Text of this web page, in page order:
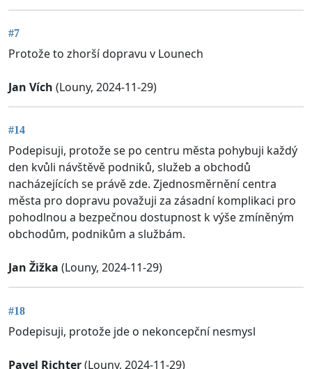
#7
Protože to zhorší dopravu v Lounech
Jan Vích (Louny, 2024-11-29)
#14
Podepisuji, protože se po centru města pohybuji každý
den kvůli návštěvě podniků, služeb a obchodů
nacházejících se právě zde. Zjednosměrnění centra
města pro dopravu považuji za zásadní komplikaci pro
pohodlnou a bezpečnou dostupnost k výše zmíněným
obchodům, podnikům a službám.
Jan Žižka (Louny, 2024-11-29)
#18
Podepisuji, protože jde o nekoncepční nesmysl
Pavel Richter(Louny, 2024-11-29)